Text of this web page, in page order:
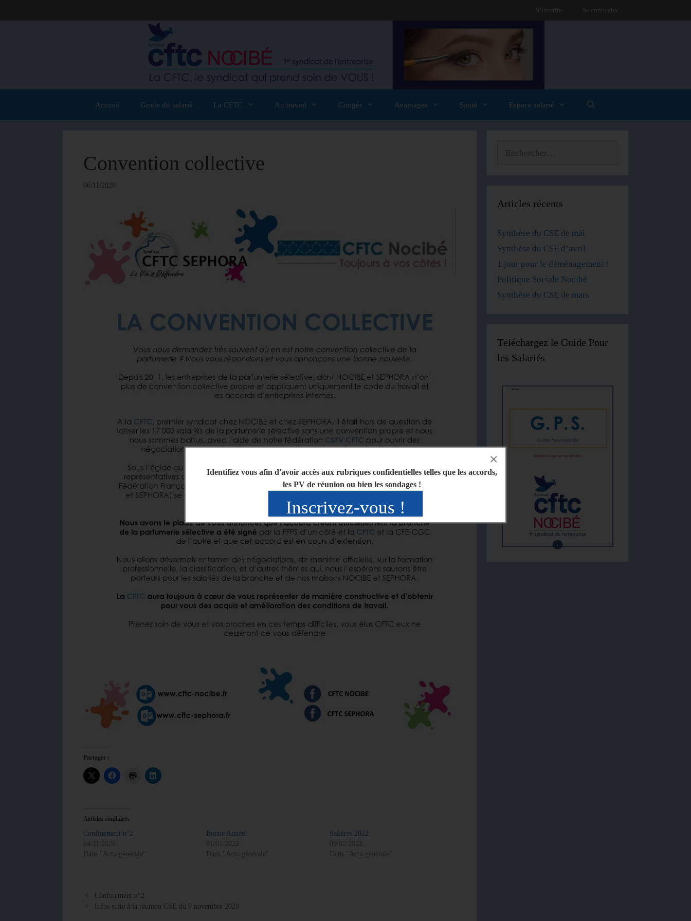
Identifiez vous afin d'avoir accès aux rubriques confidentielles telles que les accords,
les PV de réunion ou bien les sondages !
Inscrivez-vous !
×
S’inscrire Se connecter
Accueil Guide du salarié La CFTC Au travail Congés Avantages Santé Espace salarié
Convention collective
06/11/2020
Partager :
Articles similaires
Confinement n°2
04/11/2020
Dans "Actu générale"
Bonne Année!
01/01/2022
Dans "Actu générale"
Salaires 2022
09/02/2022
Dans "Actu générale"
Confinement n°2
Infos suite à la réunion CSE du 9 novembre 2020
Articles récents
Synthèse du CSE de mai
Synthèse du CSE d’avril
1 jour pour le déménagement !
Politique Sociale Nocibé
Synthèse du CSE de mars
Téléchargez le Guide Pour
les Salariés